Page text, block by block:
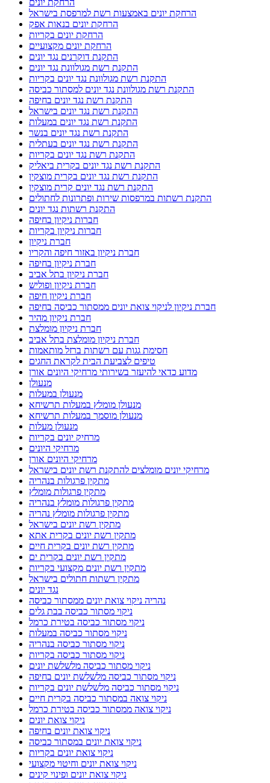
הרחקת יונים
הרחקת יונים באמצעות רשת למרפסת בישראל
הרחקת יונים בנאות אפק
הרחקת יונים בקריות
הרחקת יונים מקצועיים
התקנת דוקרנים נגד יונים
התקנת רשת מגולוונת נגד יונים
התקנת רשת מגולוונת נגד יונים בקריות
התקנת רשת מגולוונת נגד יונים למסתור כביסה
התקנת רשת נגד יונים בחיפה
התקנת רשת נגד יונים בישראל
התקנת רשת נגד יונים במעלות
התקנת רשת נגד יונים בנשר
התקנת רשת נגד יונים בעתלית
התקנת רשת נגד יונים בקריות
התקנת רשת נגד יונים בקרית ביאליק
התקנת רשת נגד יונים בקרית מוצקין
התקנת רשת נגד יונים קרית מוצקין
התקנת רשתות במרפסות שירות ופתרונות לחתולים
התקנת רשתות נגד יונים
חברות ניקיון בחיפה
חברות ניקיון בקריות
חברת ניקיון
חברת ניקיון באזור חיפה והקריו
חברת ניקיון בחיפה
חברת ניקיון בתל אביב
חברת ניקיון ופוליש
חברת ניקיון חיפה
חברת ניקיון לניקוי צואת יונים ממסתור כביסה בחיפה
חברת ניקיון מהיר
חברת ניקיון מומלצת
חברת ניקיון מומלצת בתל אביב
חסימת גגות עם רשתות ברזל מותאמות
טיפים לצביעת הבית לקראת החגים
מדוע כדאי להיעזר בשירותי מרחיקי היונים אורן
מנעולן
מנעולן במעלות
מנעולן מומלץ במעלות תרשיחא
מנעולן מוסמך במעלות תרשיחא
מנעולן מעלות
מרחיק יונים בקריות
מרחיקי היונים
מרחיקי היונים אורן
מרחיקי יונים מומלצים להתקנת רשת יונים בישראל
מתקין פרגולות בנהריה
מתקין פרגולות מומלץ
מתקין פרגולות מומלץ בנהריה
מתקין פרגולות מומלץ נהריה
מתקין רשת יונים בישראל
מתקין רשת יונים בקרית אתא
מתקין רשת יונים בקרית חיים
מתקין רשת יונים בקרית ים
מתקין רשת יונים מקצועי בקריות
מתקין רשתות חתולים בישראל
נגד יונים
נהריה ניקוי צואת יונים ממסתור כביסה
ניקוי מסתור כביסה בבת גלים
ניקוי מסתור כביסה בטירת כרמל
ניקוי מסתור כביסה במעלות
ניקוי מסתור כביסה בנהריה
ניקוי מסתור כביסה בקריות
ניקוי מסתור כביסה מלשלשת יונים
ניקוי מסתור כביסה מלשלשת יונים בחיפה
ניקוי מסתור כביסה מלשלשת יונים בקריות
ניקוי צואה במסתור כביסה בקרית חיים
ניקוי צואה ממסתור כביסה בטירת כרמל
ניקוי צואת יונים
ניקוי צואת יונים בחיפה
ניקוי צואת יונים במסתור כביסה
ניקוי צואת יונים בקריות
ניקוי צואת יונים וחיטוי מקצועי
ניקוי צואת יונים ופינוי קינים